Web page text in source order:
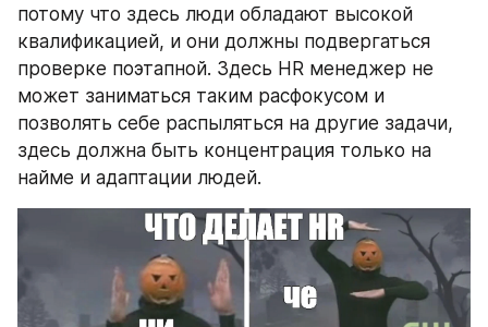
потому что здесь люди обладают высокой
квалификацией, и они должны подвергаться
проверке поэтапной. Здесь HR менеджер не
может заниматься таким расфокусом и
позволять себе распыляться на другие задачи,
здесь должна быть концентрация только на
найме и адаптации людей.